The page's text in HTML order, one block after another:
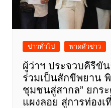
ข่าวทั่วไป พาดหัวข่าว
ผู้ว่าฯ ประจวบคีรีขั
ร่วมเป็นสักขีพยาน
ชุมชนสู่สากล” ยกร
แผงลอย สู่การท่องเ